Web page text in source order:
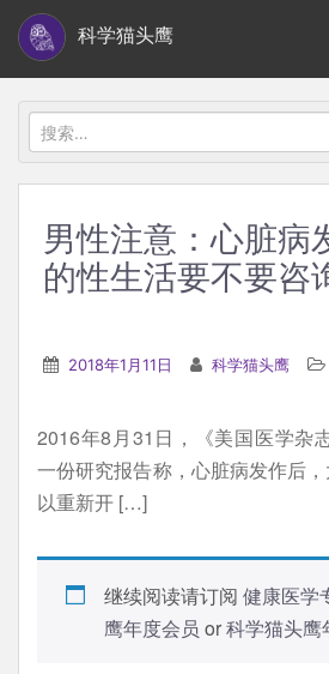
i
科学猫头鹰
搜
索：
男性注意：心脏病
的性生活要不要咨
2018年1月11日 科学猫头鹰
2016年8月31日，《美国医学杂
一份研究报告称，心脏病发作后
以重新开 […]
继续阅读请订阅 健康医学
鹰年度会员 or科学猫头鹰